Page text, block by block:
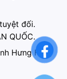
đối.
QUỐC.
Hưng Hòa,